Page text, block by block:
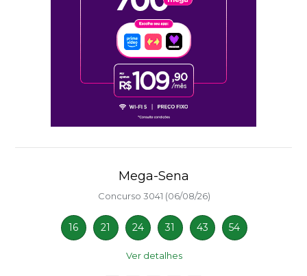
Mega-Sena
Concurso 3041 (06/08/26)
16 21 24 31 43 54
Ver detalhes